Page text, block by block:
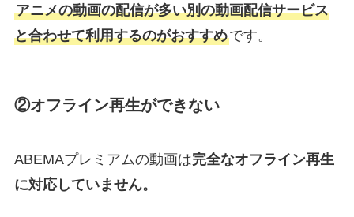
アニメの動画の配信が多い別の動画配信サービス
と合わせて利用するのがおすすめです。
②オフライン再生ができない
ABEMAプレミアムの動画は完全なオフライン再生
に対応していません。